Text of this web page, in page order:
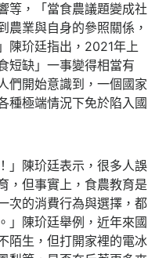
等，「當食農議題變成社
農業與自身的參照關係，
陳玠廷指出，2021年上
短缺」一事變得相當有
們開始意識到，一個國家
種極端情況下免於陷入國
」陳玠廷表示，很多人誤
，但事實上，食農教育是
次的消費行為與選擇，都
」陳玠廷舉例，近年來國
陌生，但打開家裡的電冰